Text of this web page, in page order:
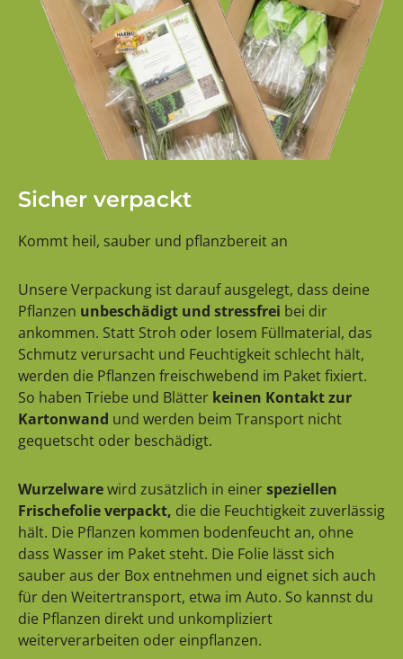
Sicher verpackt
Kommt heil, sauber und pflanzbereit an
Unsere Verpackung ist darauf ausgelegt, dass deine
Pflanzen unbeschädigt und stressfrei bei dir
ankommen. Statt Stroh oder losem Füllmaterial, das
Schmutz verursacht und Feuchtigkeit schlecht hält,
werden die Pflanzen freischwebend im Paket fixiert.
So haben Triebe und Blätter keinen Kontakt zur
Kartonwand und werden beim Transport nicht
gequetscht oder beschädigt.
Wurzelwarewird zusätzlich in einerspeziellen
Frischefolie verpackt, die die Feuchtigkeit zuverlässig
hält. Die Pflanzen kommen bodenfeucht an, ohne
dass Wasser im Paket steht. Die Folie lässt sich
sauber aus der Box entnehmen und eignet sich auch
für den Weitertransport, etwa im Auto. So kannst du
die Pflanzen direkt und unkompliziert
weiterverarbeiten oder einpflanzen.